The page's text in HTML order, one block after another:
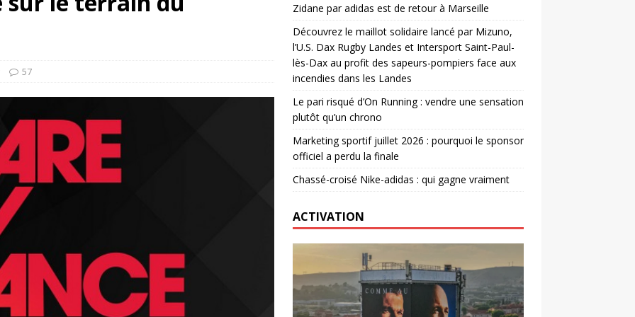
57
Zidane par adidas est de retour à Marseille
Découvrez le maillot solidaire lancé par Mizuno,
l’U.S. Dax Rugby Landes et Intersport Saint-Paul-
lès-Dax au profit des sapeurs-pompiers face aux
incendies dans les Landes
Le pari risqué d’On Running : vendre une sensation
plutôt qu’un chrono
Marketing sportif juillet 2026 : pourquoi le sponsor
officiel a perdu la finale
Chassé-croisé Nike-adidas : qui gagne vraiment
ACTIVATION